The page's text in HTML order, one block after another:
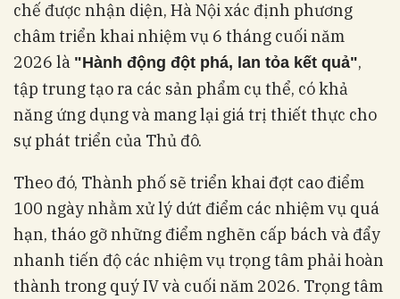
chế được nhận diện, Hà Nội xác định phương
châm triển khai nhiệm vụ 6 tháng cuối năm
2026 là "Hành động đột phá, lan tỏa kết quả",
tập trung tạo ra các sản phẩm cụ thể, có khả
năng ứng dụng và mang lại giá trị thiết thực cho
sự phát triển của Thủ đô.
Theo đó, Thành phố sẽ triển khai đợt cao điểm
100 ngày nhằm xử lý dứt điểm các nhiệm vụ quá
hạn, tháo gỡ những điểm nghẽn cấp bách và đẩy
nhanh tiến độ các nhiệm vụ trọng tâm phải hoàn
thành trong quý IV và cuối năm 2026. Trọng tâm